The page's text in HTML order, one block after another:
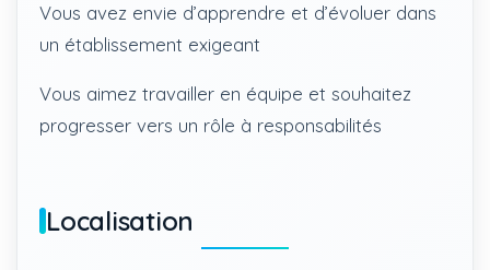
Vous avez envie d’apprendre et d’évoluer dans
un établissement exigeant
Vous aimez travailler en équipe et souhaitez
progresser vers un rôle à responsabilités
Localisation